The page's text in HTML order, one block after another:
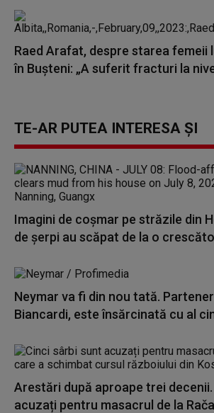
Raed Arafat, despre starea femeii
în Bușteni: „A suferit fracturi la
TE-AR PUTEA INTERESA ȘI
Imagini de coșmar pe străzile din
de șerpi au scăpat de la o
Neymar va fi din nou tată.
Biancardi, este însărcinată cu al
Arestări după aproape trei
acuzați pentru masacrul de la